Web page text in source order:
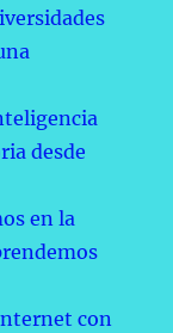
desde
en la
con